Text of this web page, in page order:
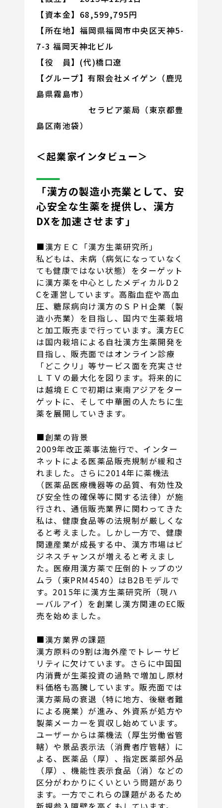
【資本金】68,599,795円
【所在地】福岡県福岡市中央区天神5-
7-3 福岡天神北ビル
【役 員】(代)橋口遼
【グループ】有限会社メイゲン（鹿児
島県霧島市）
セラピア薬局（東京都豊
島区南池袋）
＜起業家インタビュー＞
「漢方の製造小売業として、安
心安全な生薬を提供し、漢方
DXを加速させます」
■漢方ＥＣ「漢方生薬研究所」
私どもは、未病（病気になっていなく
ても健康ではない状態）をターゲット
に漢方薬を中心としたメディカルD２
Cを運営しています。高脂血症や高血
圧、糖尿病向け漢方のＳＰＨ企業（製
造小売業）を目指し、国内で生薬栽培
と加工販売まで行っています。漢方EC
は国内栽培による自社漢方生薬開発を
目指し、販売面ではオンライン診療
「どこクリ」等サービス面を充実させ
ＬＴＶの最大化を図ります。将来的に
は越境ＥＣで初期は東南アジアをター
ゲットに、そして中華圏の人たちに生
薬を展開していきます。
■創業の背景
2009年改正薬事法施行で、インター
ネットによる医薬品販売規制が緩和さ
れました。さらに2014年に薬機法
（医薬品医療機器等の品質、有効性及
び安全性の確保等に関する法律）が施
行され、通信販売業界に関わってきた
私は、健康食品等の法規制が厳しくな
ると考えました。しかし一方で、健康
関連産業が成長する中、漢方市場はビ
ジネスチャンスが増えると考えまし
た。医療用漢方薬で圧倒的トップのツ
ムラ（東PRM4540）はB2Bモデルで
す。2015年に漢方生薬研究所（現ハ
ーバルアイ）を創業し漢方関連のEC販
売を始めました。
■漢方業界の課題
漢方原料の9割は海外産でトレーサビ
リティに欠けています。さらに中国国
内消費が生薬投資の過熱で増加し原材
料価格も高騰しています。販売面では
漢方薬局の衰退（特に地方、後継者難
による廃業）が進み、外資系が処方や
製薬メーカーを買収し始めています。
ユーザーからは薬機法（厚生労働省管
轄）や景品表示法（消費者庁管轄）に
よる、医薬品（厚）、指定医薬部外品
（厚）、機能性表示食品（消）などの
区分がわかりにくいという問題があり
ます。一方でこれらの課題があるため